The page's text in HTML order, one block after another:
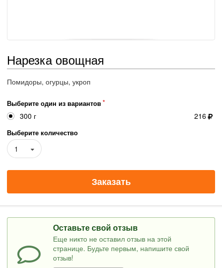
Нарезка овощная
Помидоры, огурцы, укроп
Выберите один из вариантов
300 г 216
Выберите количество
1
Заказать
Оставьте свой отзыв
Еще никто не оставил отзыв на этой
странице. Будьте первым, напишите свой
отзыв!